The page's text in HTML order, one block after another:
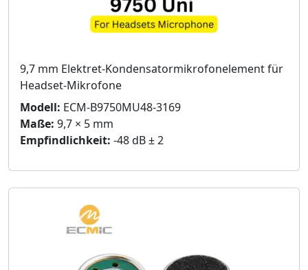
9,7 mm Elektret-Kondensatormikrofonelement für
Headset-Mikrofone
Modell: ECM-B9750MU48-3169
Maße: 9,7 × 5 mm
Empfindlichkeit: -48 dB ± 2